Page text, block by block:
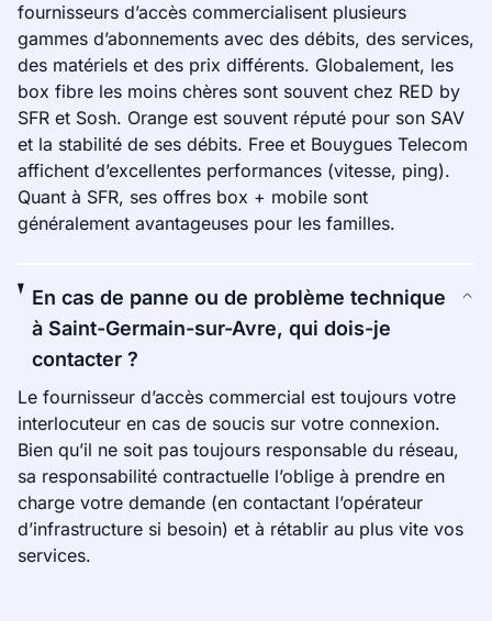
fournisseurs d’accès commercialisent plusieurs
gammes d’abonnements avec des débits, des services,
des matériels et des prix différents. Globalement, les
box fibre les moins chères sont souvent chez RED by
SFR et Sosh. Orange est souvent réputé pour son SAV
et la stabilité de ses débits. Free et Bouygues Telecom
affichent d’excellentes performances (vitesse, ping).
Quant à SFR, ses offres box + mobile sont
généralement avantageuses pour les familles.
En cas de panne ou de problème technique
à Saint-Germain-sur-Avre, qui dois-je
contacter ?
Le fournisseur d’accès commercial est toujours votre
interlocuteur en cas de soucis sur votre connexion.
Bien qu’il ne soit pas toujours responsable du réseau,
sa responsabilité contractuelle l’oblige à prendre en
charge votre demande (en contactant l’opérateur
d’infrastructure si besoin) et à rétablir au plus vite vos
services.